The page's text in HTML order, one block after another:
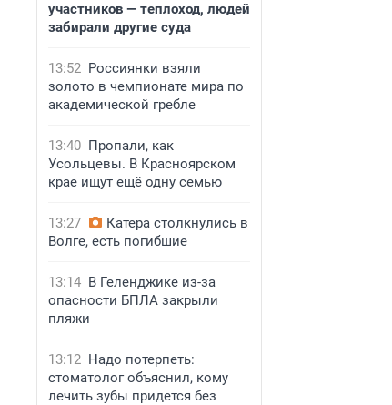
участников — теплоход, людей
забирали другие суда
13:52 Россиянки взяли
золото в чемпионате мира по
академической гребле
13:40 Пропали, как
Усольцевы. В Красноярском
крае ищут ещё одну семью
13:27
Катера столкнулись в
Волге, есть погибшие
13:14 В Геленджике из-за
опасности БПЛА закрыли
пляжи
13:12 Надо потерпеть:
стоматолог объяснил, кому
лечить зубы придется без